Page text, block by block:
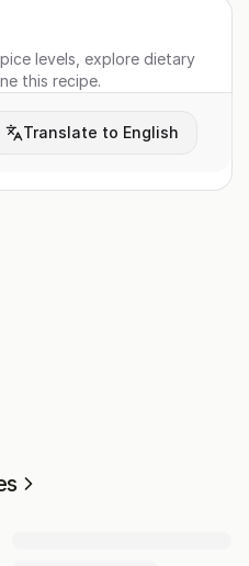
levels, explore dietary
this recipe.
Translate to English